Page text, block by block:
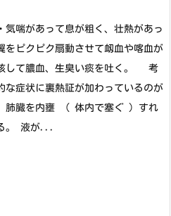
喘があって息が粗く、壮熱があっ
ピクピク扇動させて衂血や喀血が
して膿血、生臭い痰を吐く。 考
症状に裏熱証が加わっているのが
肺臓を内壅 ( 体内で塞ぐ ) すれ
。 液が...